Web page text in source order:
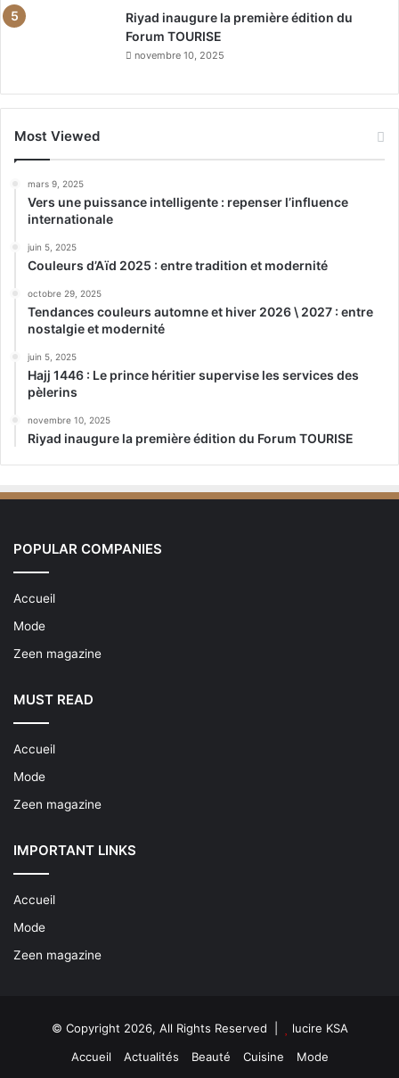
Riyad inaugure la première édition du
Forum TOURISE
novembre 10, 2025
Most Viewed
mars 9, 2025
Vers une puissance intelligente : repenser l’influence
internationale
juin 5, 2025
Couleurs d’Aïd 2025 : entre tradition et modernité
octobre 29, 2025
Tendances couleurs automne et hiver 2026 \ 2027 : entre
nostalgie et modernité
juin 5, 2025
Hajj 1446 : Le prince héritier supervise les services des
pèlerins
novembre 10, 2025
Riyad inaugure la première édition du Forum TOURISE
POPULAR COMPANIES
Accueil
Mode
Zeen magazine
MUST READ
Accueil
Mode
Zeen magazine
IMPORTANT LINKS
Accueil
Mode
Zeen magazine
© Copyright 2026, All Rights Reserved |
lucire KSA
Accueil
Actualités Beauté Cuisine Mode